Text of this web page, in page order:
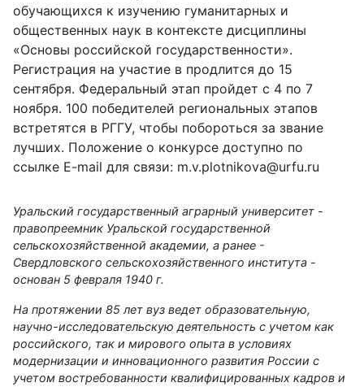
обучающихся к изучению гуманитарных и
общественных наук в контексте дисциплины
«Основы российской государственности».
Регистрация на участие в продлится до 15
сентября. Федеральный этап пройдет с 4 по 7
ноября. 100 победителей региональных этапов
встретятся в РГГУ, чтобы побороться за звание
лучших. Положение о конкурсе доступно по
ссылке E-mail для связи: m.v.plotnikova@urfu.ru
Уральский государственный аграрный университет -
правопреемник Уральской государственной
сельскохозяйственной академии, а ранее -
Свердловского сельскохозяйственного института -
основан 5 февраля 1940 г.
На протяжении 85 лет вуз ведет образовательную,
научно-исследовательскую деятельность с учетом как
российского, так и мирового опыта в условиях
модернизации и инновационного развития России с
учетом востребованности квалифицированных кадров и